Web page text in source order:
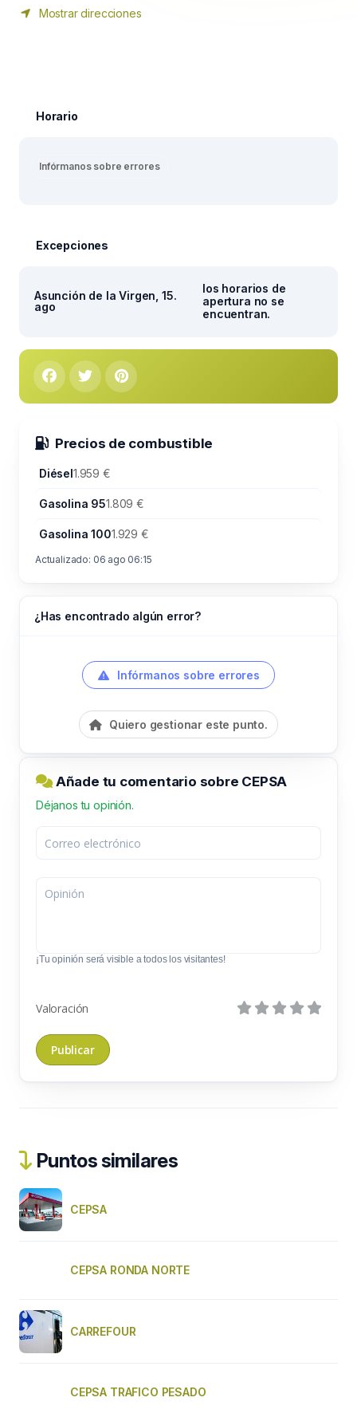
Mostrar direcciones
Horario
Infórmanos sobre errores
Excepciones
Asunción de la Virgen, 15.
ago
los horarios de
apertura no se
encuentran.
Precios de combustible
Diésel1.959 €
Gasolina 951.809 €
Gasolina 1001.929 €
Actualizado: 06 ago 06:15
¿Has encontrado algún error?
Infórmanos sobre errores
Quiero gestionar este punto.
Añade tu comentario sobre CEPSA
Déjanos tu opinión.
¡Tu opinión será visible a todos los visitantes!
Valoración
Puntos similares
CEPSA
CEPSA RONDA NORTE
CARREFOUR
CEPSA TRAFICO PESADO